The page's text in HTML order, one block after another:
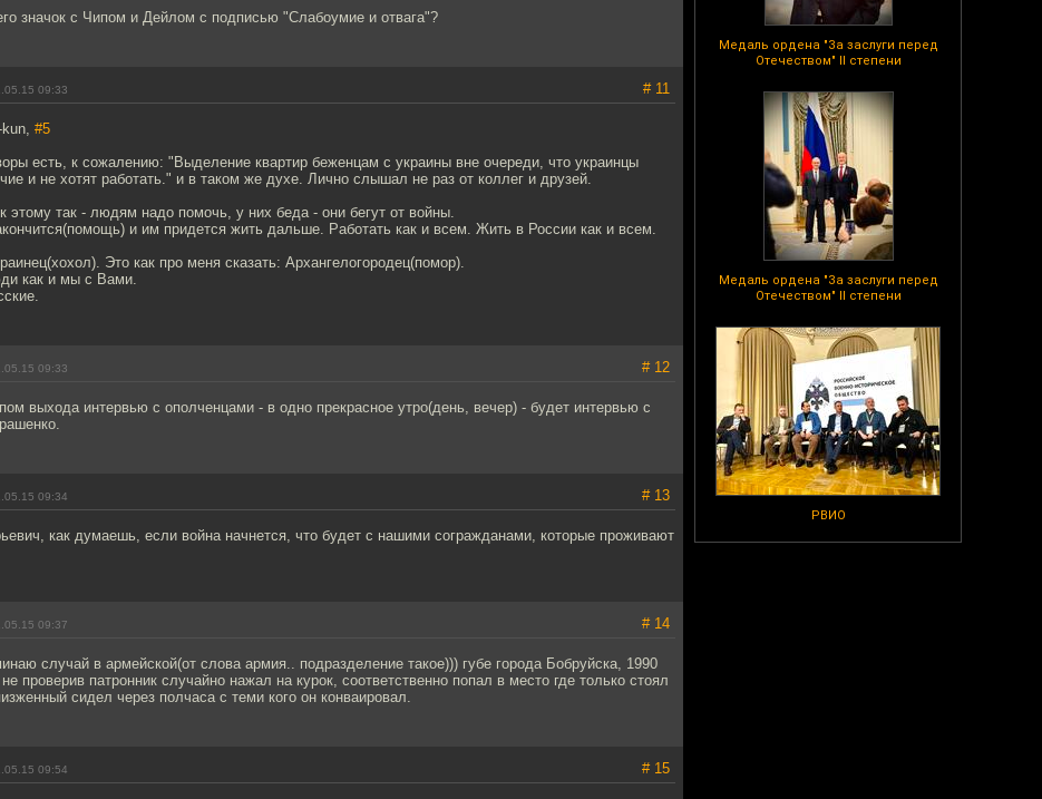
Медаль ордена "За заслуги перед
Отечеством" II степени
Медаль ордена "За заслуги перед
Отечеством" II степени
РВИО
значок с Чипом и Дейлом с подписью "Слабоумие и отвага"?
09:33 # 11
#5
есть, к сожалению: "Выделение квартир беженцам с украины вне очереди, что украинцы
и не хотят работать." и в таком же духе. Лично слышал не раз от коллег и друзей.
этому так - людям надо помочь, у них беда - они бегут от войны.
и им придется жить дальше. Работать как и всем. Жить в России как и всем.
Это как про меня сказать: Архангелогородец(помор).
как и мы с Вами.
09:33 # 12
выхода интервью с ополченцами - в одно прекрасное утро(день, вечер) - будет интервью с
09:34 # 13
как думаешь, если война начнется, что будет с нашими согражданами, которые проживают
09:37 # 14
случай в армейской(от слова армия.. подразделение такое))) губе города Бобруйска, 1990
проверив патронник случайно нажал на курок, соответственно попал в место где только стоял
сидел через полчаса с теми кого он конваировал.
09:54 # 15